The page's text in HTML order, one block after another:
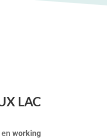
LAC
working